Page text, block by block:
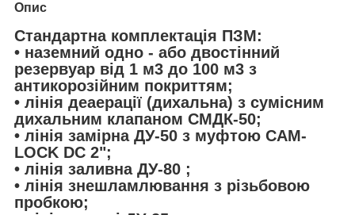
Опис
Стандартна комплектація ПЗМ:
• наземний одно - або двостінний
резервуар від 1 м3 до 100 м3 з
антикорозійним покриттям;
• лінія деаерації (дихальна) з сумісним
дихальним клапаном СМДК-50;
• лінія замірна ДУ-50 з муфтою CAM-
LOCK DC 2";
• лінія заливна ДУ-80 ;
• лінія знешламлювання з різьбовою
пробкою;